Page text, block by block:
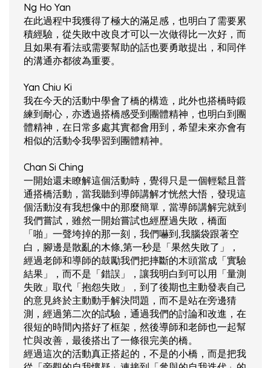
Ng Ho Yan
在此過程中我獲得了極大的滿足感，也明白了需要累
積經驗，從失敗中改良才可以一次做得比一次好，而
且如果有看法或需要幫助的話也要勇敢提出，和同伴
的溝通亦都彼為重要。
Yan Chiu Ki
我在今天的活動中學會了橋的構造，此外也搭橋時鍛
練到耐心，亦透過搭橋感受到團體精神，也明白到團
體精神，在日常多處其實都會用到，希望未來亦會有
相似的活動令我學習到團體精神。
Chan Si Ching
一開始還未瞭解這個活動時，覺得只是一個輕鬆且普
通搭橋活動，當我聽到導師講解才恍然大悟，發現這
個活動沒有我想像中的那麼簡單，當導師講解完就到
我們嘗試，雖然一開始嘗試也經歷過失敗，橋面
「啪」一聲垮掉的那一刻，我們嚇到,我腦袋跟著空
白，腳邊是散亂的木條,第一秒是「果然失敗了」，
經過老師和導師的鼓勵我們把摔斷的木頭當成「實驗
結果」，而不是「錯誤」，讓我明白到可以用「量測
失敗」取代「抱怨失敗」，到了後期也主動發表自己
的意見終於主動動手解決問題，而不是站在旁邊猜
測，經過第二次的試驗，通過我們的討論和改進，在
很短的時間內搭好了框架，然後導師和老師也一起幫
忙與改善，最後搭出了一條很完美的橋。
經過這次的活動真正搭起的，不是的小橋，而是把我